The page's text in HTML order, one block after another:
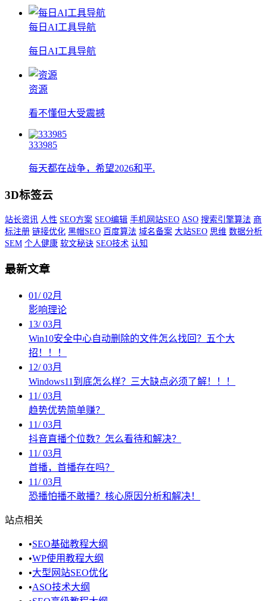
每日AI工具导航
每日AI工具导航
资源
看不懂但大受震撼
333985
每天都在战争，希望2026和平.
3D标签云
站长资讯 人性 SEO方案 SEO编辑 手机网站SEO ASO 搜索引擎算法 商
标注册 链接优化 黑帽SEO 百度算法 域名备案 大站SEO 思维 数据分析
SEM 个人健康 软文秘诀 SEO技术 认知
最新文章
01/02月
影响理论
13/03月
Win10安全中心自动删除的文件怎么找回？五个大
招！！！
12/03月
Windows11到底怎么样？三大缺点必须了解！！！
11/03月
趋势优势简单赚？
11/03月
抖音直播个位数？怎么看待和解决？
11/03月
首播，首播存在吗？
11/03月
恐播怕播不敢播？核心原因分析和解决！
站点相关
•SEO基础教程大纲
•WP使用教程大纲
•大型网站SEO优化
•ASO技术大纲